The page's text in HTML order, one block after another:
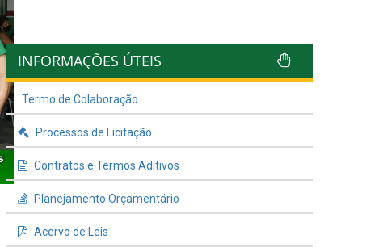
INFORMAÇÕES ÚTEIS
Termo de Colaboração
Processos de Licitação
Contratos e Termos Aditivos
Planejamento Orçamentário
Acervo de Leis